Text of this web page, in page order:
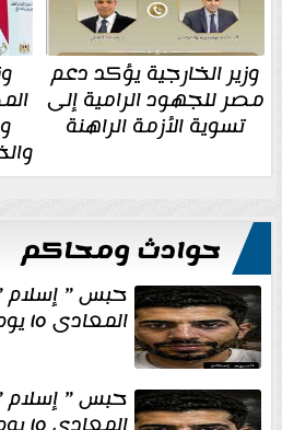
وزير الخارجية يؤكد دعم
مصر للجهود الرامية إلى
تسوية الأزمة الراهنة
حوادث ومحاكم
حبس ” إسلام
المعادى ١٥ يوم أخرى على...
حبس ” إسلام